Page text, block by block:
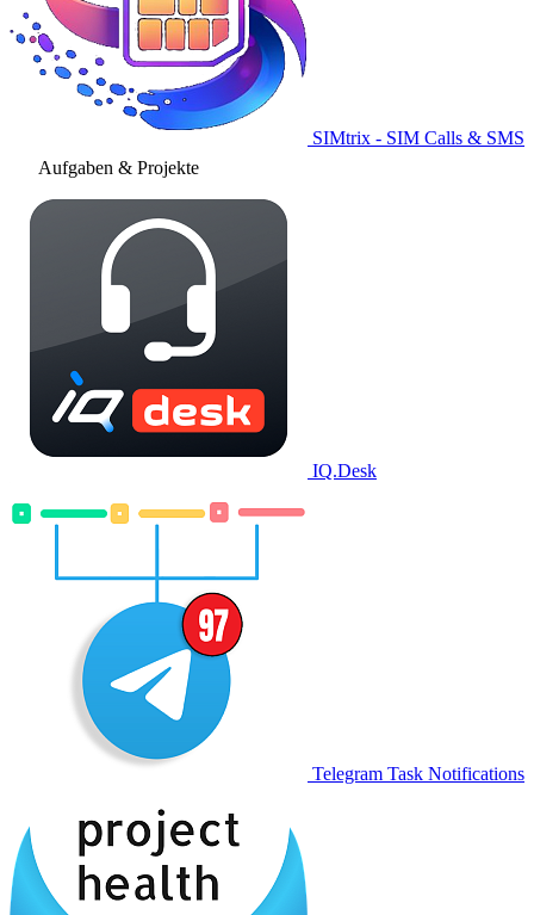
SIMtrix - SIM Calls & SMS
Aufgaben & Projekte
IQ.Desk
Telegram Task Notifications